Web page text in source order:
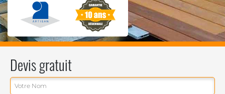
Devis gratuit